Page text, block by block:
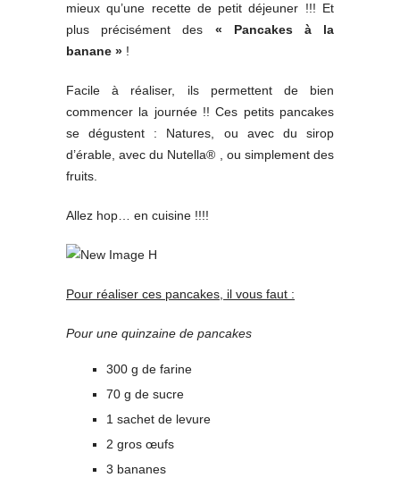
mieux qu’une recette de petit déjeuner !!! Et
plus précisément des « Pancakes à la
banane » !
Facile à réaliser, ils permettent de bien
commencer la journée !! Ces petits pancakes
se dégustent : Natures, ou avec du sirop
d’érable, avec du Nutella® , ou simplement des
fruits.
Allez hop… en cuisine !!!!
Pour réaliser ces pancakes, il vous faut :
Pour une quinzaine de pancakes
300 g de farine
70 g de sucre
1 sachet de levure
2 gros œufs
3 bananes